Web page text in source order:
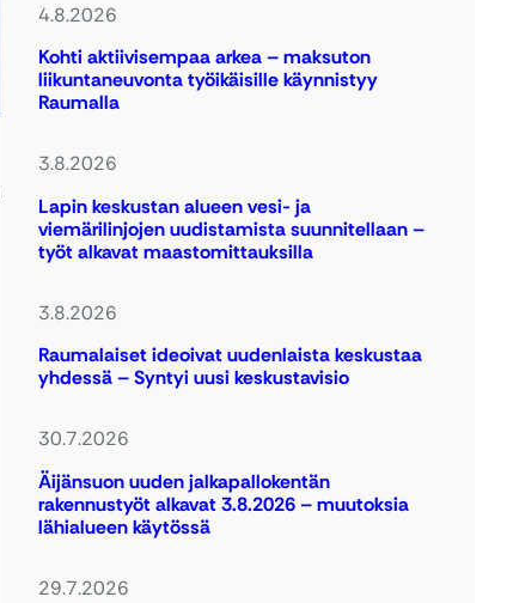
4.8.2026
Kohti aktiivisempaa arkea – maksuton
liikuntaneuvonta työikäisille käynnistyy
Raumalla
3.8.2026
Lapin keskustan alueen vesi- ja
viemärilinjojen uudistamista suunnitellaan –
työt alkavat maastomittauksilla
3.8.2026
Raumalaiset ideoivat uudenlaista keskustaa
yhdessä – Syntyi uusi keskustavisio
30.7.2026
Äijänsuon uuden jalkapallokentän
rakennustyöt alkavat 3.8.2026 – muutoksia
lähialueen käytössä
29.7.2026